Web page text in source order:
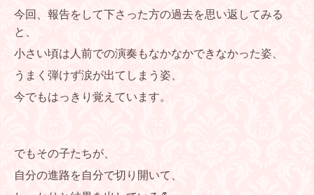
今回、報告をして下さった方の過去を思い返してみる
と、
小さい頃は人前での演奏もなかなかできなかった姿、
うまく弾けず涙が出てしまう姿、
今でもはっきり覚えています。
でもその子たちが、
自分の進路を自分で切り開いて、